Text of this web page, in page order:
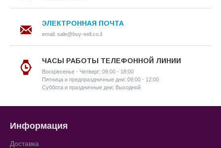
ЭЛЕКТРОННАЯ ПОЧТА
email: sale@buy-sell.co.il
ЧАСЫ РАБОТЫ ТЕЛЕФОННОЙ ЛИНИИ
Воскресенье - Четверг: 09:00 - 18:00
Пятница и предпраздничные дни: 09:00 - 12:00
Суббота и праздничные дни: Выходной
Информация
Доставка